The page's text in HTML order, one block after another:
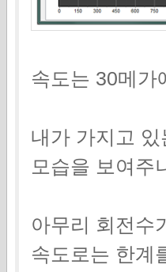
속도는 30메가
내가 가지고
모습을 보여주
아무리 회전수
속도로는 한계